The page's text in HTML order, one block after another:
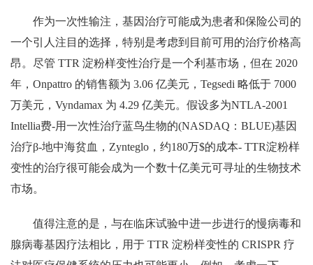
作为一次性输注，基因治疗可能成为患者和保险公司的
一个引人注目的选择，特别是考虑到目前可用的治疗价格高
昂。尽管 TTR 淀粉样变性治疗是一个利基市场，但在 2020
年，Onpattro 的销售额为 3.06 亿美元，Tegsedi 略低于 7000
万美元，Vyndamax 为 4.29 亿美元。假设多为NTLA-2001
Intellia费-用一次性治疗蓝鸟生物的(NASDAQ：BLUE)基因
治疗β-地中海贫血，Zynteglo，约180万$的成本- TTR淀粉样
变性的治疗很可能会成为一个数十亿美元可寻址的生物技术
市场。
值得注意的是，与在临床试验中进一步进行的慢病毒和
腺病毒基因疗法相比，用于 TTR 淀粉样变性的 CRISPR 疗